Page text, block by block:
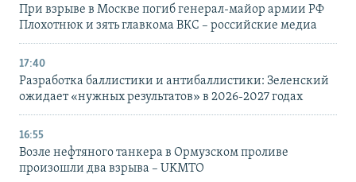
При взрыве в Москве погиб генерал-майор армии РФ
Плохотнюк и зять главкома ВКС – российские медиа
17:40
Разработка баллистики и антибаллистики: Зеленский
ожидает «нужных результатов» в 2026-2027 годах
16:55
Возле нефтяного танкера в Ормузском проливе
произошли два взрыва – UKMTO